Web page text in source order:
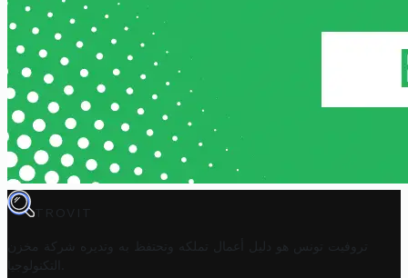
TROVIT
تروفيت تونس هو دليل أعمال تملكه وتحتفظ به وتديره
شركة مخزن
التكنولوجيا